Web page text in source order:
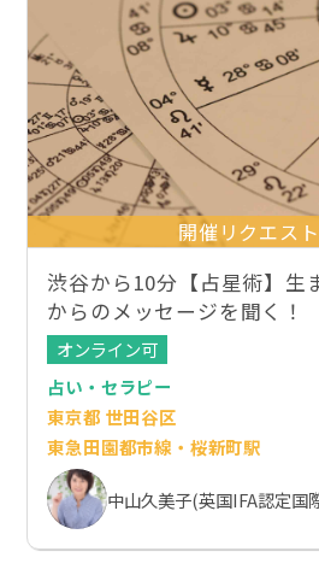
開催リクエス
渋谷から10分【占星術】生
からのメッセージを聞く！
オンライン可
占い・セラピー
東京都 世田谷区
東急田園都市線・桜新町駅
中山久美子(英国IFA認定国